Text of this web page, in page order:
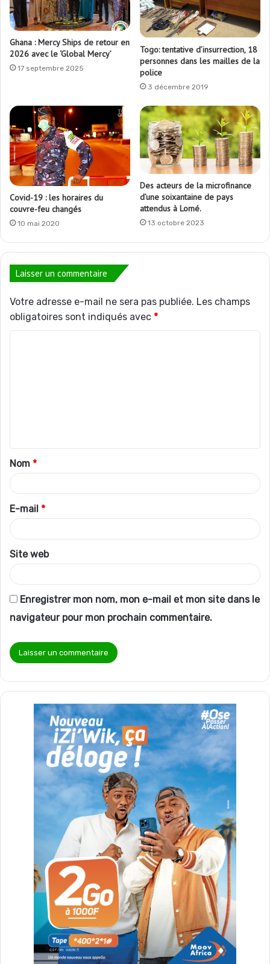
Ghana : Mercy Ships de retour en
2026 avec le ‘Global Mercy’
17 septembre 2025
Togo: tentative d’insurrection, 18
personnes dans les mailles de la
police
3 décembre 2019
Covid-19 : les horaires du
couvre-feu changés
10 mai 2020
Des acteurs de la microfinance
d’une soixantaine de pays
attendus à Lomé.
13 octobre 2023
Laisser un commentaire
Votre adresse e-mail ne sera pas publiée. Les champs
obligatoires sont indiqués avec *
t
a
i
r
e
*
Nom *
E-mail *
Site web
Enregistrer mon nom, mon e-mail et mon site dans le
navigateur pour mon prochain commentaire.